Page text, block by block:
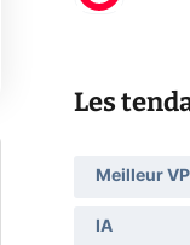
Les
Meilleur
IA